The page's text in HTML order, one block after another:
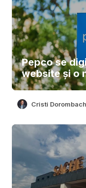
Pepco se
website și o
Cristi Dorombach